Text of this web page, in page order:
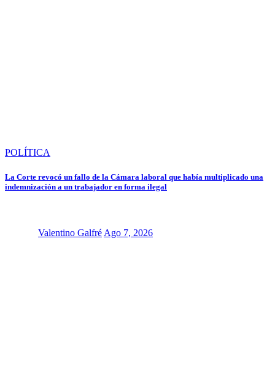
POLÍTICA
La Corte revocó un fallo de la Cámara laboral que había multiplicado una
indemnización a un trabajador en forma ilegal
Valentino Galfré Ago 7, 2026